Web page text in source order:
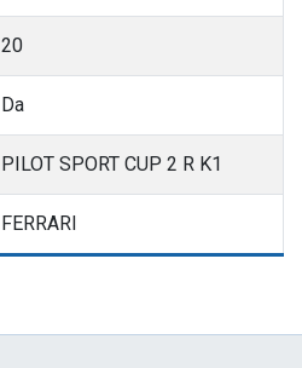
20
Da
PILOT SPORT CUP 2 R K1
FERRARI